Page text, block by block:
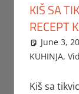
KIŠ SA
RECEPT
June 3,
KUHINJA,
Kiš sa